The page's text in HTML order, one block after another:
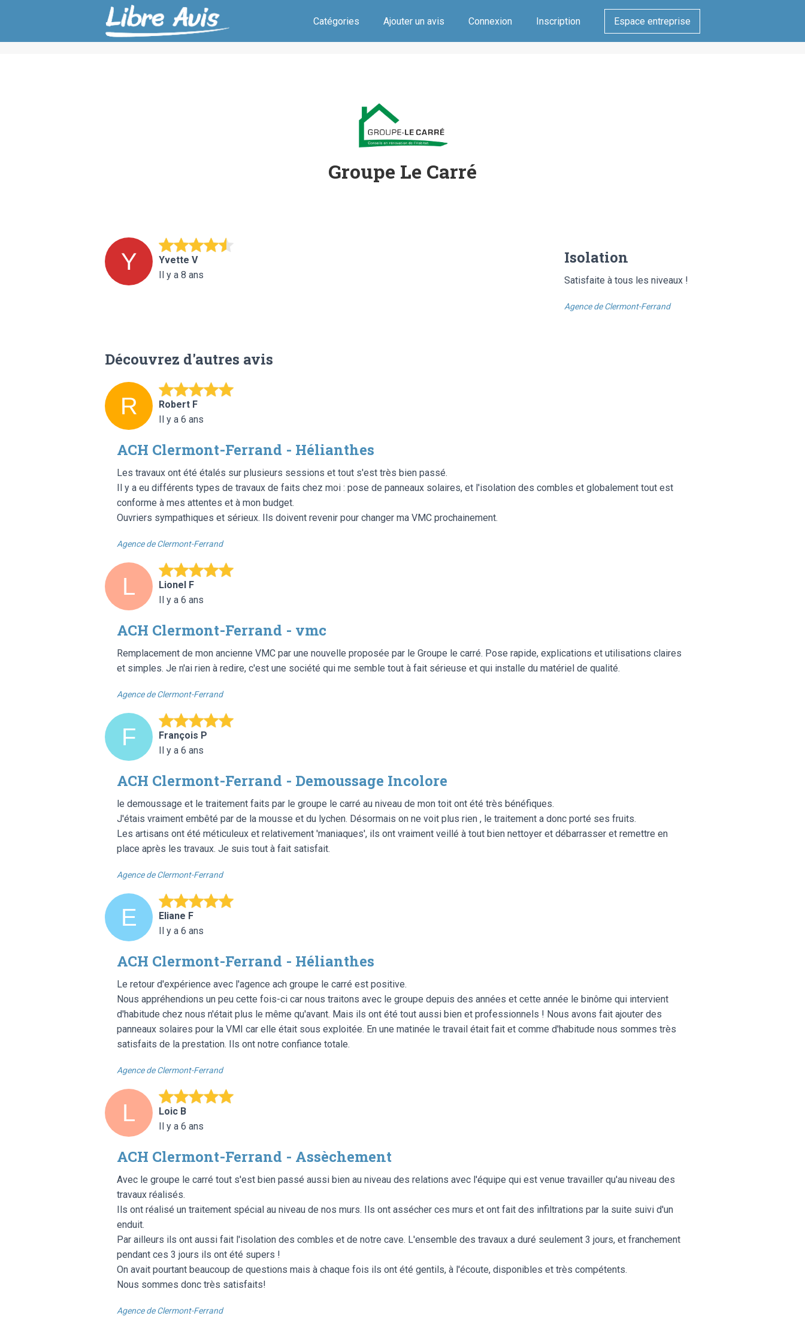
Catégories Ajouter un avis Connexion Inscription Espace entreprise
Groupe Le Carré
Yvette V
Il y a 8 ans
Isolation
Satisfaite à tous les niveaux !
Agence de Clermont-Ferrand
Découvrez d'autres avis
Robert F
Il y a 6 ans
ACH Clermont-Ferrand - Hélianthes
Les travaux ont été étalés sur plusieurs sessions et tout s'est très bien passé.
Il y a eu différents types de travaux de faits chez moi : pose de panneaux solaires, et l'isolation des combles et globalement tout est
conforme à mes attentes et à mon budget.
Ouvriers sympathiques et sérieux. Ils doivent revenir pour changer ma VMC prochainement.
Agence de Clermont-Ferrand
Lionel F
Il y a 6 ans
ACH Clermont-Ferrand - vmc
Remplacement de mon ancienne VMC par une nouvelle proposée par le Groupe le carré. Pose rapide, explications et utilisations claires
et simples. Je n'ai rien à redire, c'est une société qui me semble tout à fait sérieuse et qui installe du matériel de qualité.
Agence de Clermont-Ferrand
François P
Il y a 6 ans
ACH Clermont-Ferrand - Demoussage Incolore
le demoussage et le traitement faits par le groupe le carré au niveau de mon toit ont été très bénéfiques.
J'étais vraiment embêté par de la mousse et du lychen. Désormais on ne voit plus rien , le traitement a donc porté ses fruits.
Les artisans ont été méticuleux et relativement 'maniaques', ils ont vraiment veillé à tout bien nettoyer et débarrasser et remettre en
place après les travaux. Je suis tout à fait satisfait.
Agence de Clermont-Ferrand
Eliane F
Il y a 6 ans
ACH Clermont-Ferrand - Hélianthes
Le retour d'expérience avec l'agence ach groupe le carré est positive.
Nous appréhendions un peu cette fois-ci car nous traitons avec le groupe depuis des années et cette année le binôme qui intervient
d'habitude chez nous n'était plus le même qu'avant. Mais ils ont été tout aussi bien et professionnels ! Nous avons fait ajouter des
panneaux solaires pour la VMI car elle était sous exploitée. En une matinée le travail était fait et comme d'habitude nous sommes très
satisfaits de la prestation. Ils ont notre confiance totale.
Agence de Clermont-Ferrand
Loic B
Il y a 6 ans
ACH Clermont-Ferrand - Assèchement
Avec le groupe le carré tout s'est bien passé aussi bien au niveau des relations avec l'équipe qui est venue travailler qu'au niveau des
travaux réalisés.
Ils ont réalisé un traitement spécial au niveau de nos murs. Ils ont assécher ces murs et ont fait des infiltrations par la suite suivi d'un
enduit.
Par ailleurs ils ont aussi fait l'isolation des combles et de notre cave. L'ensemble des travaux a duré seulement 3 jours, et franchement
pendant ces 3 jours ils ont été supers !
On avait pourtant beaucoup de questions mais à chaque fois ils ont été gentils, à l'écoute, disponibles et très compétents.
Nous sommes donc très satisfaits!
Agence de Clermont-Ferrand